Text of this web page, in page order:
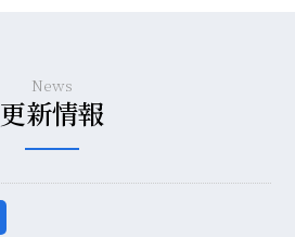
News
更新情報